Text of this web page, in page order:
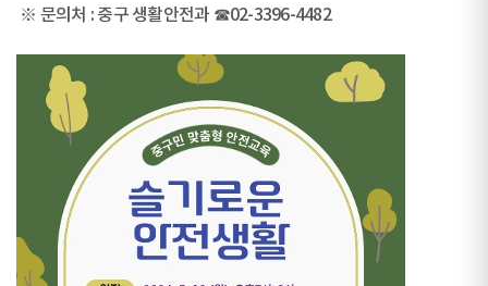
※ 문의처 : 중구 생활안전과 ☎02-3396-4482